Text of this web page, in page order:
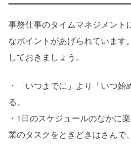
事務仕事のタイムマネジメント
なポイントがあげられています
しておきましょう。
・「いつまでに」より「いつ始
る。
・1日のスケジュールのなかに
業のタスクをときどきはさんで